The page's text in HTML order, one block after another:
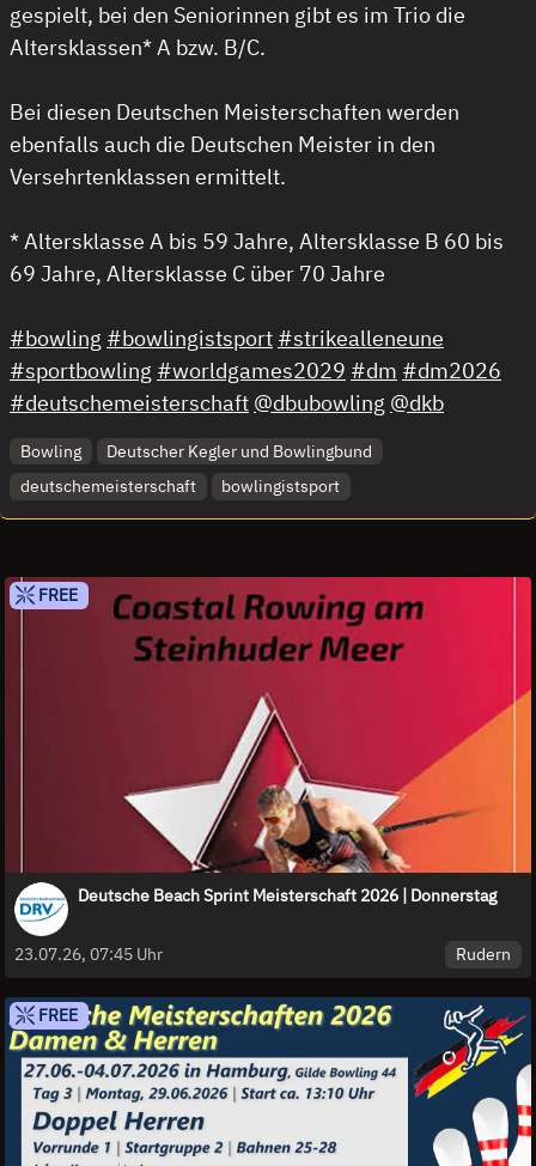
gespielt, bei den Seniorinnen gibt es im Trio die
Altersklassen* A bzw. B/C.
Bei diesen Deutschen Meisterschaften werden
ebenfalls auch die Deutschen Meister in den
Versehrtenklassen ermittelt.
* Altersklasse A bis 59 Jahre, Altersklasse B 60 bis
69 Jahre, Altersklasse C über 70 Jahre
#bowling #bowlingistsport #strikealleneune
#sportbowling #worldgames2029 #dm #dm2026
#deutschemeisterschaft @dbubowling @dkb
Bowling
Deutscher Kegler und Bowlingbund
deutschemeisterschaft
bowlingistsport
FREE
Deutsche Beach Sprint Meisterschaft 2026 | Donnerstag
23.07.26, 07:45 Uhr Rudern
FREE